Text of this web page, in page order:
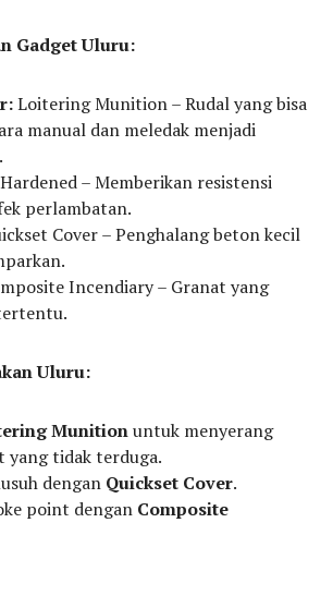
Gadget Uluru:
Loitering Munition – Rudal yang bisa
manual dan meledak menjadi
– Memberikan resistensi
perlambatan.
Cover – Penghalang beton kecil
Incendiary – Granat yang
Uluru:
Munitionuntuk menyerang
yang tidak terduga.
dengan Quickset Cover.
point dengan Composite